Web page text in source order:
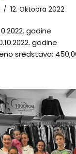
12. Oktobra 2022.
godine
godine
sredstava: